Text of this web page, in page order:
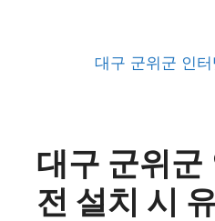
대구 군위군 인
대구 군위군
전 설치 시